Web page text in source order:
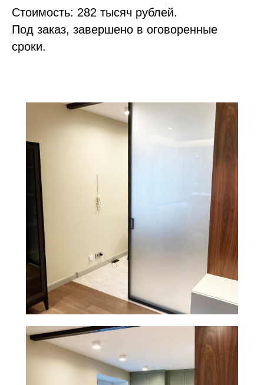
Стоимость: 282 тысяч рублей.
Под заказ, завершено в оговоренные
сроки.